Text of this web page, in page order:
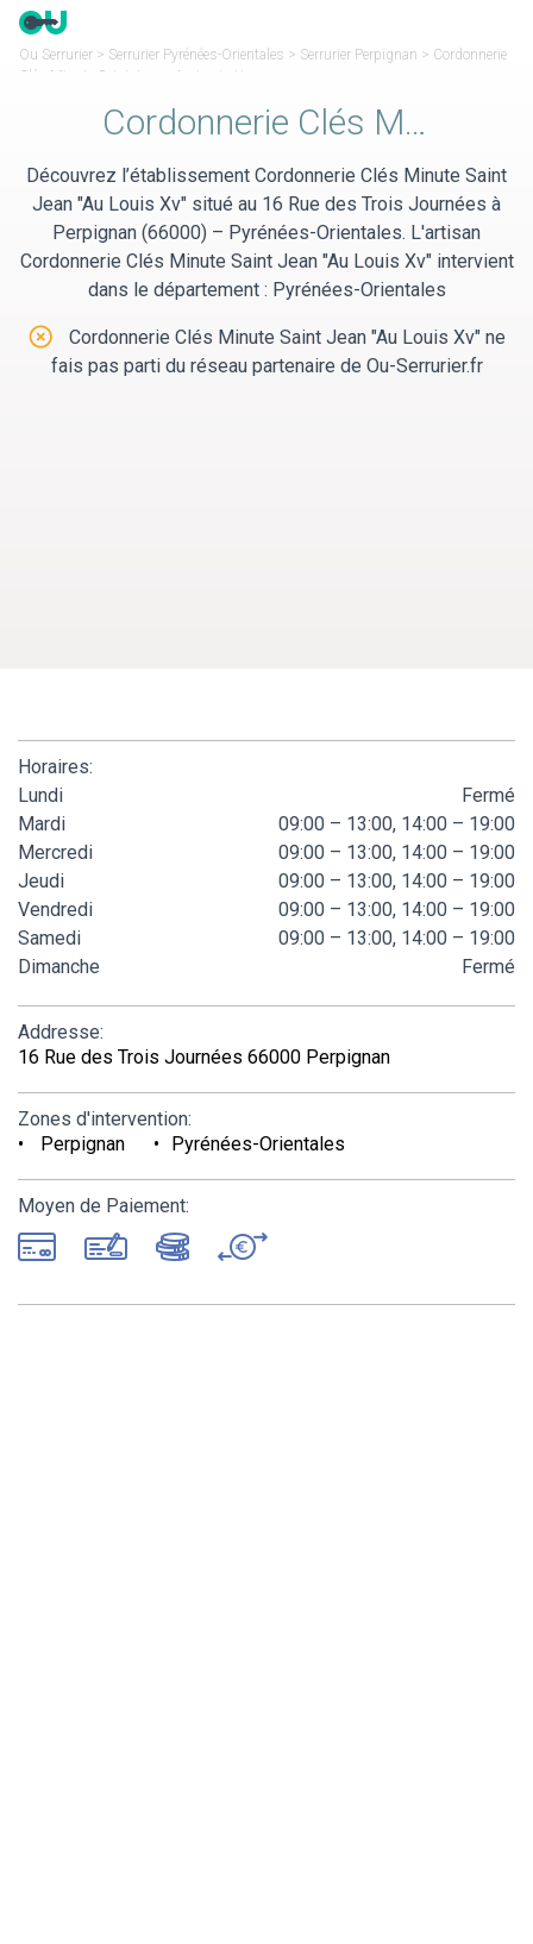
Panneau de gestion des cookies
Ou Serrurier > Serrurier Pyrénées-Orientales > Serrurier Perpignan > Cordonnerie
Clés Minute Saint Jean « Au Louis Xv »
Cordonnerie Clés Minute Saint Jean "Au Louis Xv"
Découvrez l’établissement Cordonnerie Clés Minute Saint
Jean "Au Louis Xv" situé au 16 Rue des Trois Journées à
Perpignan (66000) – Pyrénées-Orientales. L'artisan
Cordonnerie Clés Minute Saint Jean "Au Louis Xv" intervient
dans le département : Pyrénées-Orientales
Cordonnerie Clés Minute Saint Jean "Au Louis Xv" ne
fais pas parti du réseau partenaire de Ou-Serrurier.fr
Horaires:
Lundi
Fermé
Mardi
09:00 – 13:00, 14:00 – 19:00
Mercredi
09:00 – 13:00, 14:00 – 19:00
Jeudi
09:00 – 13:00, 14:00 – 19:00
Vendredi
09:00 – 13:00, 14:00 – 19:00
Samedi
09:00 – 13:00, 14:00 – 19:00
Dimanche
Fermé
Addresse:
16 Rue des Trois Journées 66000 Perpignan
Zones d'intervention:
Perpignan
Pyrénées-Orientales
Moyen de Paiement: